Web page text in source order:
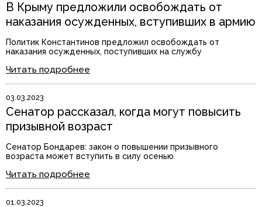
В Крыму предложили освобождать от
наказания осужденных, вступивших в армию
Политик Константинов предложил освобождать от
наказания осужденных, поступивших на службу
Читать подробнее
03.03.2023
Сенатор рассказал, когда могут повысить
призывной возраст
Сенатор Бондарев: закон о повышении призывного
возраста может вступить в силу осенью
Читать подробнее
01.03.2023